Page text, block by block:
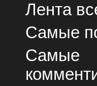
Лента
Самые
Самые